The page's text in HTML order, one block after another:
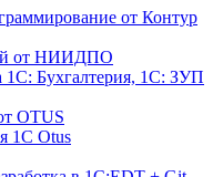
от Контур
от НИИДПО
1С: Бухгалтерия, 1С: ЗУП
OTUS
1С Otus